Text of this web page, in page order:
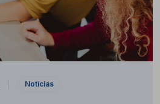
Notícias